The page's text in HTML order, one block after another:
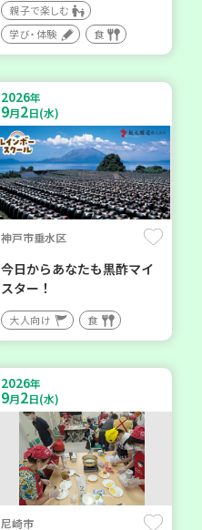
親子で楽しむ
学び・体験
食
2026年
9月2日(水)
神戸市垂水区
今日からあなたも黒酢マイ
スター！
大人向け 食
2026年
9月2日(水)
尼崎市